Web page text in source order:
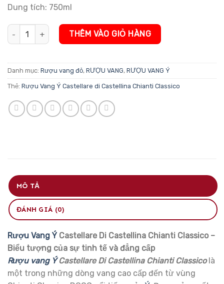
Dung tích: 750ml
Rượu Vang Ý Castellare Di Castellina Chianti Classico số lượng
THÊM VÀO GIỎ HÀNG
Danh mục: Rượu vang đỏ, RƯỢU VANG, RƯỢU VANG Ý
Thẻ: Rượu Vang Ý Castellare di Castellina Chianti Classico
MÔ TẢ
ĐÁNH GIÁ (0)
Rượu Vang Ý Castellare Di Castellina Chianti Classico –
Biểu tượng của sự tinh tế và đẳng cấp
Rượu vang ÝCastellare Di Castellina Chianti Classicolà
một trong những dòng vang cao cấp đến từ vùng